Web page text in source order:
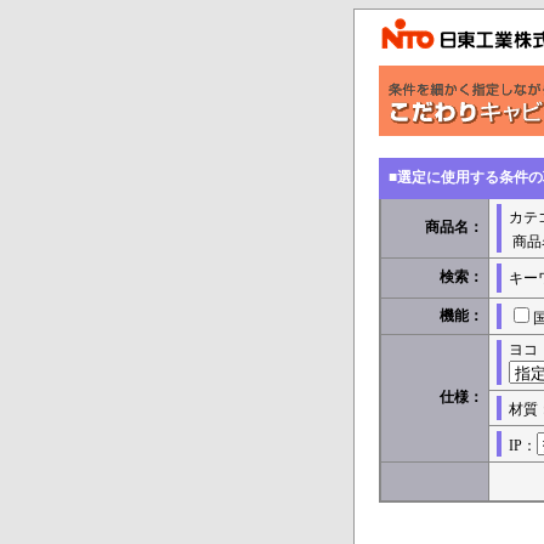
■選定に使用する条件
商品名：
カテ
商品
検索： キー
機能：
仕様：
ヨコ
材質
IP：